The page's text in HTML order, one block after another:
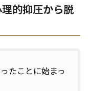
的抑圧から脱
たことに始まっ